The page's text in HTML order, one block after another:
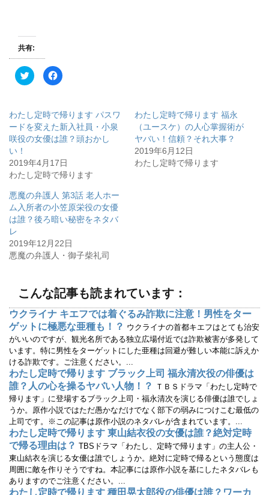
共有:
ク
リ
T
w
i
t
r
で
共
有
新
し
い
ウ
ィ
ド
ウ
で
開
F
a
o
o
k
で
共
有
る
に
は
ク
ッ
ク
し
て
く
さ
い
新
ィ
ン
ウ
で
開
き
ま
す
)
わたし定時で帰ります パスワ
ードを変えた新入社員・小泉
咲役の女優は誰？頭おかし
い！
2019年4月17日
わたし定時で帰ります
わたし定時で帰ります 福永
（ユースケ）の人心掌握術が
ヤバい！信頼？それ大事？
2019年6月12日
わたし定時で帰ります
悪魔の弁護人 第3話 老人ホー
ム入所者の小笠原栄役の女優
は誰？後ろ暗い秘密をネタバ
レ
2019年12月22日
悪魔の弁護人・御子柴礼司
こんな記事も読まれています：
ウクライナ キエフでは着ぐるみ詐欺に注意！男性をター
ゲットに極悪な亜種も！？ ウクライナの首都キエフはとても治安
がいいのですが、観光名所である独立広場付近では詐欺被害が多発して
います。特に男性をターゲットにした亜種は回避が難しい本能に訴えか
ける詐欺です。ご注意ください。...
わたし定時で帰ります ブラック上司 福永清次役の俳優は
誰？人の心を操るヤバい人物！？
ＴＢＳドラマ「わたし定時で
帰ります」に登場するブラック上司・福永清次を演じる俳優は誰でしょ
うか。原作小説ではただ愚かなだけでなく部下の弱みにつけこむ最低の
上司です。※この記事は原作小説のネタバレが含まれています。...
わたし定時で帰ります 東山結衣役の女優は誰？絶対定時
で帰る理由は？ TBSドラマ「わたし、定時で帰ります」の主人公・
東山結衣を演じる女優は誰でしょうか。絶対に定時で帰るという態度は
周囲に敵を作りそうですね。本記事には原作小説を基にしたネタバレも
ありますのでご注意ください。...
わたし定時で帰ります 種田晃太郎役の俳優は誰？ワーカ